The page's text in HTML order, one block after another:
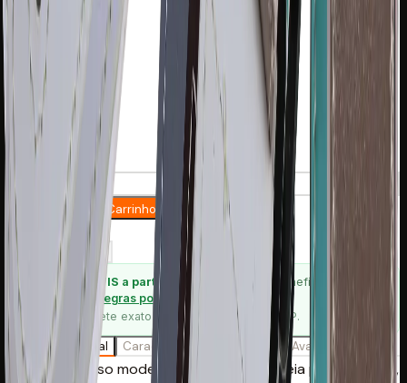
Quantidade:
Adicionar ao Carrinho
Saber mais
Compartilhar
FRETE GRÁTIS a partir de R$ 150,00
— o benefício varia por
região.
Ver regras por região
Calcule o frete exato no carrinho, com seu CEP.
Descrição Geral Características Garantia Avaliações
A Correia Basso modelo PL 123 é uma correia para guitarra,